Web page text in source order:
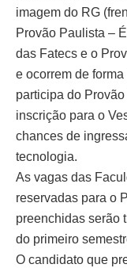
imagem do RG
Provão Paulista –
das Fatecs e o
e ocorrem de
participa do
inscrição para o
chances de
tecnologia.
As vagas das
reservadas para o
preenchidas serão
do primeiro
O candidato que